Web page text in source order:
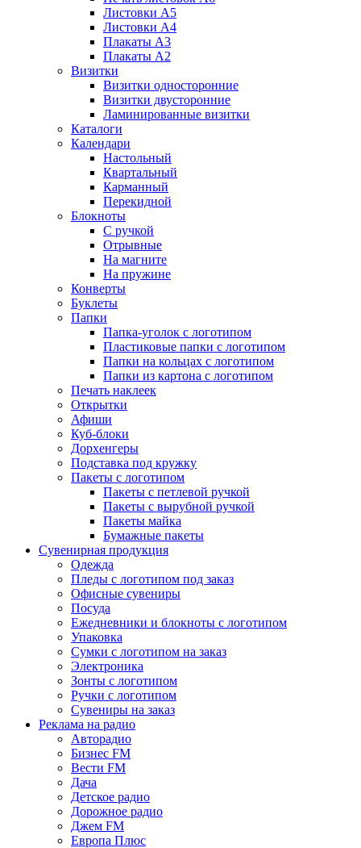
Листовки А5
Листовки А4
Плакаты А3
Плакаты А2
Визитки
Визитки односторонние
Визитки двусторонние
Ламинированные визитки
Каталоги
Календари
Настольный
Квартальный
Карманный
Перекидной
Блокноты
С ручкой
Отрывные
На магните
На пружине
Конверты
Буклеты
Папки
Папка-уголок с логотипом
Пластиковые папки с логотипом
Папки на кольцах с логотипом
Папки из картона с логотипом
Печать наклеек
Открытки
Афиши
Куб-блоки
Дорхенгеры
Подставка под кружку
Пакеты с логотипом
Пакеты с петлевой ручкой
Пакеты с вырубной ручкой
Пакеты майка
Бумажные пакеты
Сувенирная продукция
Одежда
Пледы с логотипом под заказ
Офисные сувениры
Посуда
Ежедневники и блокноты с логотипом
Упаковка
Сумки с логотипом на заказ
Электроника
Зонты с логотипом
Ручки с логотипом
Сувениры на заказ
Реклама на радио
Авторадио
Бизнес FM
Вести FM
Дача
Детское радио
Дорожное радио
Джем FM
Европа Плюс